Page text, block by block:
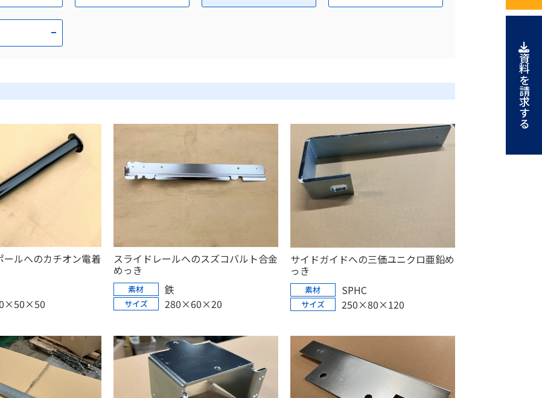
ールへのカチオン電着 スライドレールへのスズコバルト合金
めっき
素材 鉄
サイズ 280×60×20
サイドガイドへの三価ユニクロ亜鉛め
っき
素材 SPHC
サイズ 250×80×120
資料を請求する